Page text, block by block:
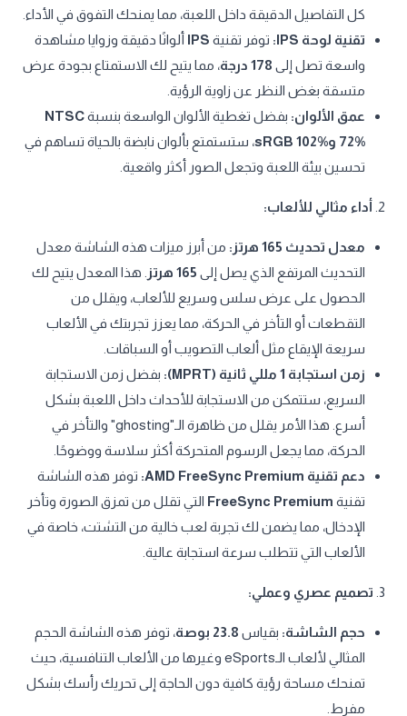
كل التفاصيل الدقيقة داخل اللعبة، مما يمنحك التفوق في الأداء.
تقنية لوحة IPS:
توفر تقنية IPS ألوانًا دقيقة وزوايا مشاهدة
واسعة تصل إلى 178 درجة
، مما يتيح لك الاستمتاع بجودة عرض
متسقة بغض النظر عن زاوية الرؤية.
عمق الألوان: بفضل تغطية الألوان الواسعة بنسبةNTSC
72% وsRGB 102%
، ستستمتع بألوان نابضة بالحياة تساهم في
تحسين بيئة اللعبة وتجعل الصور أكثر واقعية.
2. أداء مثالي للألعاب:
معدل تحديث 165 هرتز:
من أبرز ميزات هذه الشاشة معدل
التحديث المرتفع الذي يصل إلى 165 هرتز
. هذا المعدل يتيح لك
الحصول على عرض سلس وسريع للألعاب، ويقلل من
التقطعات أو التأخر في الحركة، مما يعزز تجربتك في الألعاب
سريعة الإيقاع مثل ألعاب التصويب أو السباقات.
زمن استجابة 1 مللي ثانية (MPRT):
بفضل زمن الاستجابة
السريع، ستتمكن من الاستجابة للأحداث داخل اللعبة بشكل
أسرع. هذا الأمر يقلل من ظاهرة الـ"ghosting" والتأخر في
الحركة، مما يجعل الرسوم المتحركة أكثر سلاسة ووضوحًا.
دعم تقنية AMD FreeSync Premium:
توفر هذه الشاشة
تقنية FreeSync Premium التي تقلل من تمزق الصورة وتأخر
الإدخال، مما يضمن لك تجربة لعب خالية من التشتت، خاصة في
الألعاب التي تتطلب سرعة استجابة عالية.
3. تصميم عصري وعملي:
حجم الشاشة: بقياس 23.8 بوصة
، توفر هذه الشاشة الحجم
المثالي لألعاب الـeSports وغيرها من الألعاب التنافسية، حيث
تمنحك مساحة رؤية كافية دون الحاجة إلى تحريك رأسك بشكل
مفرط.